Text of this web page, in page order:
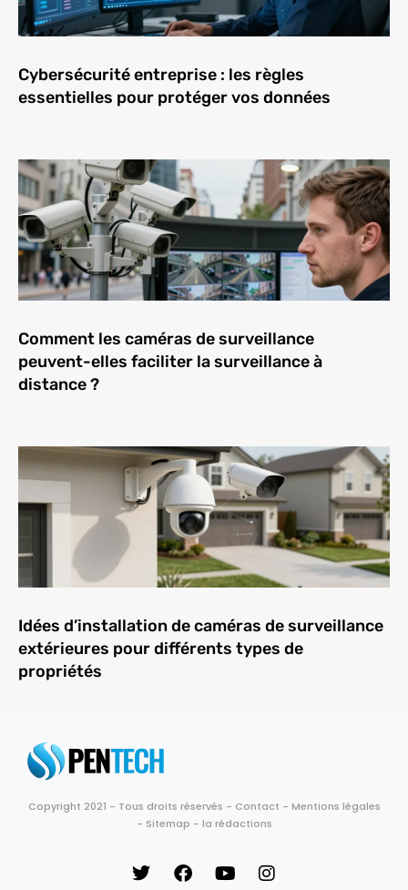
Cybersécurité entreprise : les règles
essentielles pour protéger vos données
Comment les caméras de surveillance
peuvent-elles faciliter la surveillance à
distance ?
Idées d’installation de caméras de surveillance
extérieures pour différents types de
propriétés
Copyright 2021 - Tous droits réservés - Contact - Mentions légales
- Sitemap - la rédactions